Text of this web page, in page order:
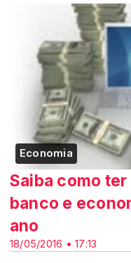
Economia
18/05/2016 • 17:13
Saiba como
banco e
ano